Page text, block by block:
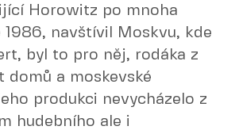
Horowitz po mnoha
1986, navštívil Moskvu, kde
byl to pro něj, rodáka z
domů a moskevské
produkci nevycházelo z
hudebního ale i